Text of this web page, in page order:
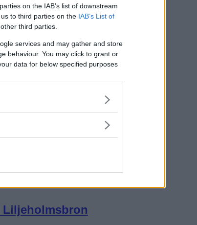
on the IAB’s list of downstream
to third parties on the IAB’s List of
third parties.
services and may gather and store
behaviour. You may click to grant or
data for below specified purposes
Liljeholmsbron